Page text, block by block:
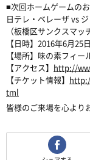
■次回ホームゲームの
日テレ・ベレーザ vs
（板橋区サンクスマッ
【日時】2016年6月25
【場所】味の素フィー
【アクセス】 http://
【チケット情報】
tml
皆様のご来場を心より